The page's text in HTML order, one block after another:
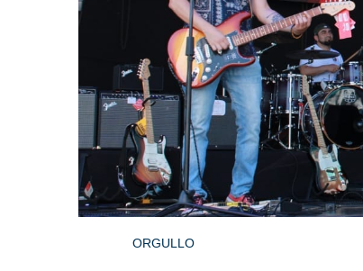
ORGULLO